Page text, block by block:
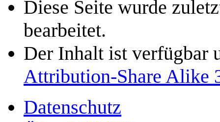
Diese Seite wurde
bearbeitet.
Der Inhalt ist verfügbar
Attribution-Share Alike
Datenschutz